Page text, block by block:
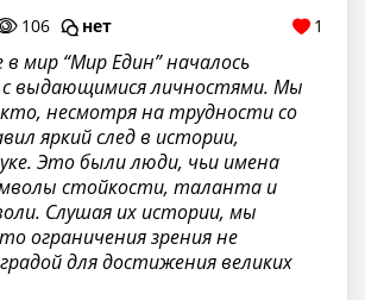
106 нет 1
мир “Мир Един” началось
с выдающимися личностями. Мы
несмотря на трудности со
яркий след в истории,
Это были люди, чьи имена
стойкости, таланта и
Слушая их истории, мы
ограничения зрения не
для достижения великих